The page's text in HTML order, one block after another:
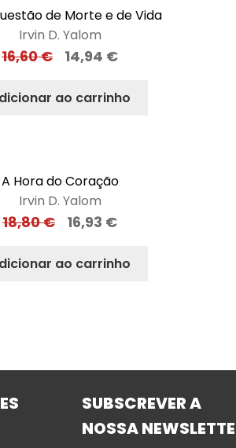
de Morte e de Vida
Irvin D. Yalom
16,60€ 14,94 €
ao carrinho
A Hora do Coração
Irvin D. Yalom
18,80€ 16,93 €
ao carrinho
SUBSCREVER A
NOSSA